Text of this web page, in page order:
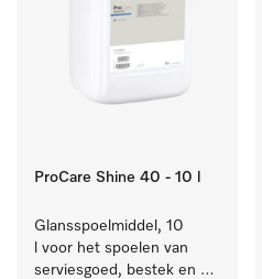
ProCare Shine 40 - 10 l
Glansspoelmiddel, 10
l voor het spoelen van
serviesgoed, bestek en